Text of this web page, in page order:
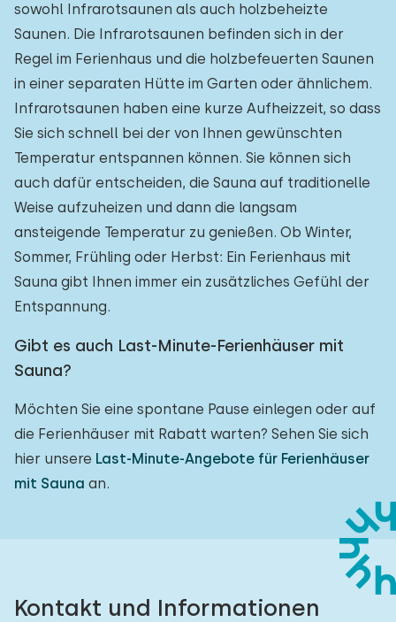
sowohl Infrarotsaunen als auch holzbeheizte
Saunen. Die Infrarotsaunen befinden sich in der
Regel im Ferienhaus und die holzbefeuerten Saunen
in einer separaten Hütte im Garten oder ähnlichem.
Infrarotsaunen haben eine kurze Aufheizzeit, so dass
Sie sich schnell bei der von Ihnen gewünschten
Temperatur entspannen können. Sie können sich
auch dafür entscheiden, die Sauna auf traditionelle
Weise aufzuheizen und dann die langsam
ansteigende Temperatur zu genießen. Ob Winter,
Sommer, Frühling oder Herbst: Ein Ferienhaus mit
Sauna gibt Ihnen immer ein zusätzliches Gefühl der
Entspannung.
Gibt es auch Last-Minute-Ferienhäuser mit
Sauna?
Möchten Sie eine spontane Pause einlegen oder auf
die Ferienhäuser mit Rabatt warten? Sehen Sie sich
hier unsere Last-Minute-Angebote für Ferienhäuser
mit Sauna an.
Kontakt und Informationen